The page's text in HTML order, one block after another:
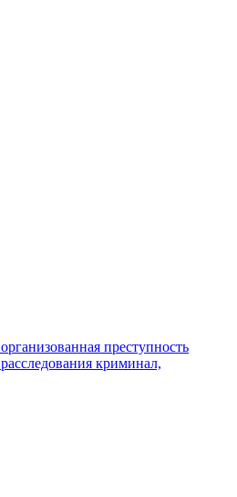
организованная преступность
расследования криминал,